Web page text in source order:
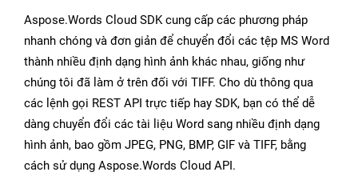
Aspose.Words Cloud SDK cung cấp các phương pháp
nhanh chóng và đơn giản để chuyển đổi các tệp MS Word
thành nhiều định dạng hình ảnh khác nhau, giống như
chúng tôi đã làm ở trên đối với TIFF. Cho dù thông qua
các lệnh gọi REST API trực tiếp hay SDK, bạn có thể dễ
dàng chuyển đổi các tài liệu Word sang nhiều định dạng
hình ảnh, bao gồm JPEG, PNG, BMP, GIF và TIFF, bằng
cách sử dụng Aspose.Words Cloud API.